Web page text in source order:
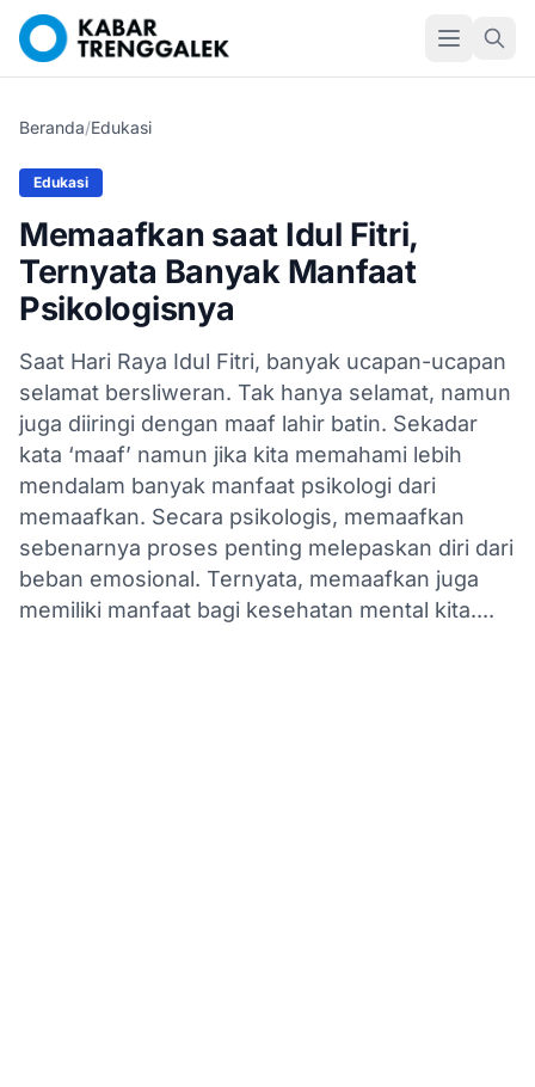
Beranda/Edukasi
Edukasi
Memaafkan saat Idul Fitri,
Ternyata Banyak Manfaat
Psikologisnya
Saat Hari Raya Idul Fitri, banyak ucapan-ucapan
selamat bersliweran. Tak hanya selamat, namun
juga diiringi dengan maaf lahir batin. Sekadar
kata ‘maaf’ namun jika kita memahami lebih
mendalam banyak manfaat psikologi dari
memaafkan. Secara psikologis, memaafkan
sebenarnya proses penting melepaskan diri dari
beban emosional. Ternyata, memaafkan juga
memiliki manfaat bagi kesehatan mental kita....